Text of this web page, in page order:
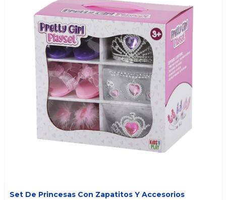
Set De Princesas Con Zapatitos Y Accesorios